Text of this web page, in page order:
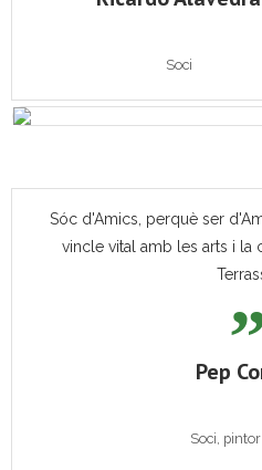
Soci
Sóc d'Amics, perquè ser
vincle vital amb les arts i la
Pep
Soci,